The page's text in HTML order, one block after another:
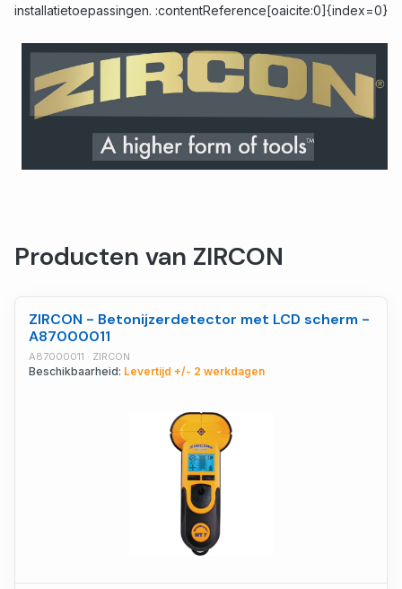
installatietoepassingen. :contentReference[oaicite:0]{index=0}
Producten van ZIRCON
ZIRCON - Betonijzerdetector met LCD scherm -
A87000011
A87000011 · ZIRCON
Beschikbaarheid: Levertijd +/- 2 werkdagen